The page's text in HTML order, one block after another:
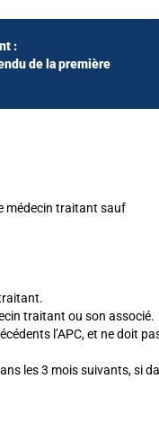
:
de la première
médecin traitant sauf
traitant ou son associé.
l’APC, et ne doit
les 3 mois suivants, si